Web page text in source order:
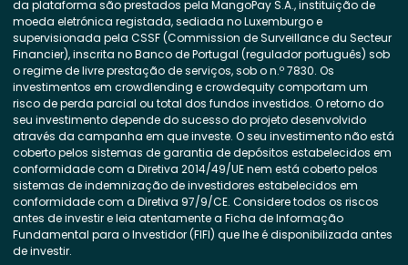
da plataforma são prestados pela MangoPay S.A., instituição de
moeda eletrónica registada, sediada no Luxemburgo e
supervisionada pela CSSF (Commission de Surveillance du Secteur
Financier), inscrita no Banco de Portugal (regulador português) sob
o regime de livre prestação de serviços, sob o n.º 7830. Os
investimentos em crowdlending e crowdequity comportam um
risco de perda parcial ou total dos fundos investidos. O retorno do
seu investimento depende do sucesso do projeto desenvolvido
através da campanha em que investe. O seu investimento não está
coberto pelos sistemas de garantia de depósitos estabelecidos em
conformidade com a Diretiva 2014/49/UE nem está coberto pelos
sistemas de indemnização de investidores estabelecidos em
conformidade com a Diretiva 97/9/CE. Considere todos os riscos
antes de investir e leia atentamente a Ficha de Informação
Fundamental para o Investidor (FIFI) que lhe é disponibilizada antes
de investir.